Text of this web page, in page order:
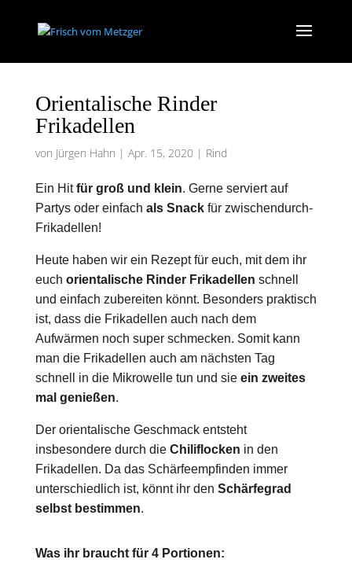
Orientalische Rinder
Frikadellen
von Jürgen Hahn | Apr. 15, 2020 | Rind
Ein Hitfür groß und klein. Gerne serviert auf
Partys oder einfach als Snackfür zwischendurch-
Frikadellen!
Heute haben wir ein Rezept für euch, mit dem ihr
euch orientalische Rinder Frikadellen schnell
und einfach zubereiten könnt. Besonders praktisch
ist, dass die Frikadellen auch nach dem
Aufwärmen noch super schmecken. Somit kann
man die Frikadellen auch am nächsten Tag
schnell in die Mikrowelle tun und sie ein zweites
mal genießen.
Der orientalische Geschmack entsteht
insbesondere durch die Chiliflocken in den
Frikadellen. Da das Schärfeempfinden immer
unterschiedlich ist, könnt ihr den Schärfegrad
selbst bestimmen.
Was ihr braucht für 4 Portionen: